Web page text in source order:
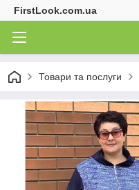
FirstLook.com.ua
Товари та послуги